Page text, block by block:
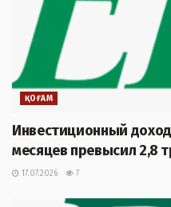
ҚОҒАМ
Инвестиционный доход
месяцев превысил 2,8
17.07.2026 7